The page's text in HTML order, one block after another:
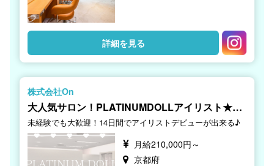
詳細を見る
株式会社On
大人気サロン！PLATINUMDOLLアイリスト★二
条駅
未経験でも大歓迎！14日間でアイリストデビューが出来る♪
月給210,000円～
京都府